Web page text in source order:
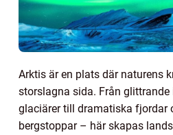
Arktis är en plats där naturens
storslagna sida. Från
glaciärer till dramatiska fjordar
bergstoppar – här skapas